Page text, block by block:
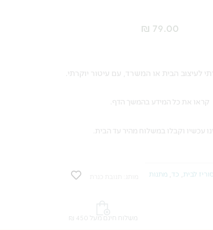
₪ 79.00
לעיצוב הבית או המשרד, עם עיטור יוקרתי.
קראו את כל המידע בהמשך הדף.
עכשיו וקבלו במשלוח מהיר עד הבית.
לבית כד מתנות מותג: תנובת כנרת
משלוח חינם מעל 450 ₪